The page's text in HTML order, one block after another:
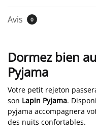
Avis 0
Dormez bien
Pyjama
Votre petit rejeton
son Lapin Pyjama.
pyjama accompagnera
des nuits confortables.